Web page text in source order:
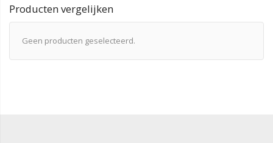
Producten vergelijken
Geen producten geselecteerd.